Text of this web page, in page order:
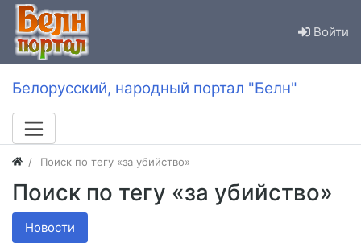
Войти
Белорусский, народный портал "Белн"
Поиск по тегу «за убийство»
Поиск по тегу «за убийство»
Новости